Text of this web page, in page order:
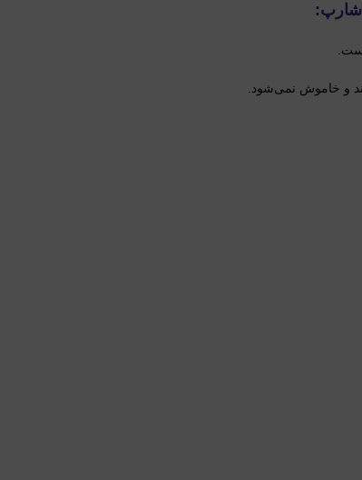
شارپ:
و خاموش نمی‌شود.